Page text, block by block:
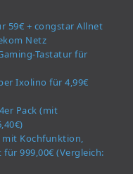
59€ + congstar Allnet
Netz
Tastatur für
Ixolino für 4,99€
Pack (mit
mit Kochfunktion,
999,00€ (Vergleich: